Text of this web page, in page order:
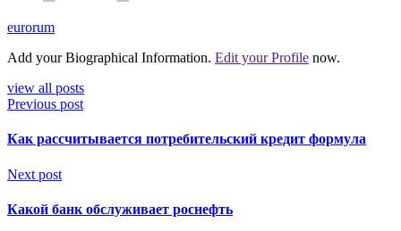
eurorum
Add your Biographical Information. Edit your Profile now.
view all posts
Previous post
Как рассчитывается потребительский кредит формула
Next post
Какой банк обслуживает роснефть